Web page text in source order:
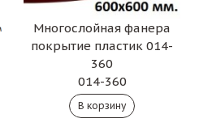
Многослойная фанера
покрытие пластик 014-
360
014-360